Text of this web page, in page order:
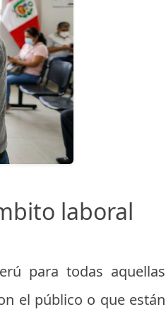
laboral
para todas aquellas
el público o que están